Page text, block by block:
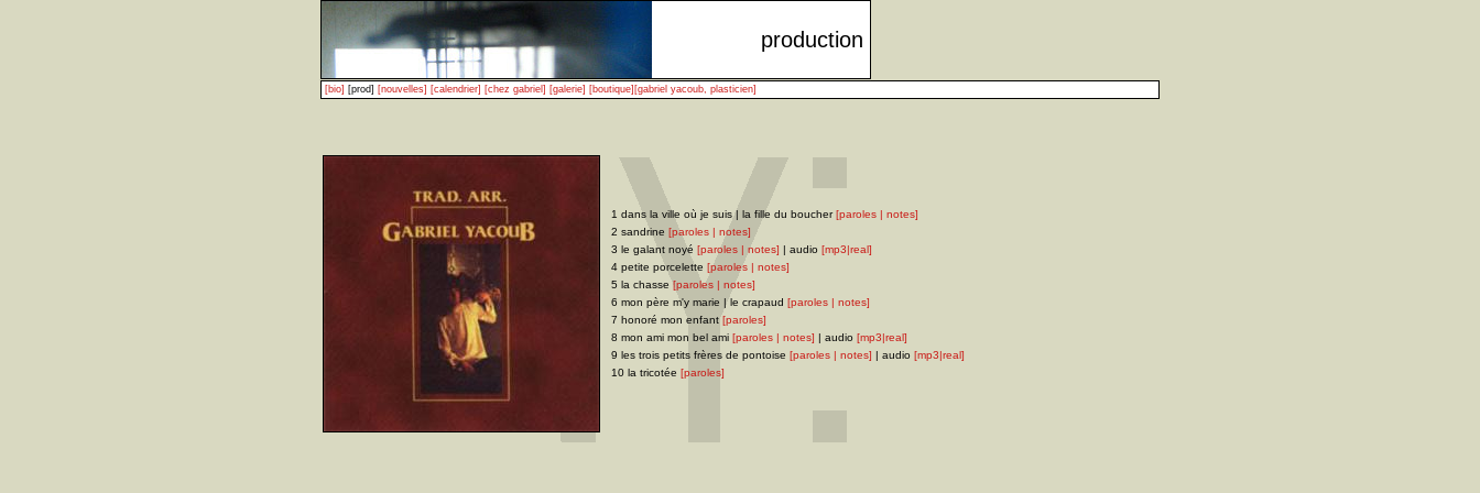
production
[bio] [prod] [nouvelles] [calendrier] [chez gabriel] [galerie] [boutique] [gabriel yacoub, plasticien]
1 dans la ville où je suis | la fille du boucher[paroles | notes]
2 sandrine [paroles | notes]
3 le galant noyé [paroles | notes] | audio [mp3|real]
4 petite porcelette [paroles | notes]
5 la chasse[paroles | notes]
6 mon père m'y marie | le crapaud [paroles | notes]
7 honoré mon enfant[paroles]
8 mon ami mon bel ami [paroles | notes] | audio [mp3|real]
9 les trois petits frères de pontoise [paroles | notes] | audio [mp3|real]
10 la tricotée [paroles]